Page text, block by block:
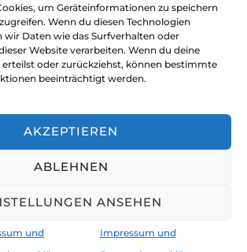
um Geräteinformationen zu speichern
Wenn du diesen Technologien
Daten wie das Surfverhalten oder
Website verarbeiten. Wenn du deine
oder zurückziehst, können bestimmte
beeinträchtigt werden.
AKZEPTIEREN
ABLEHNEN
ANSEHEN
und
Impressum und
beleuchtet einzelne
Sund. Über dem Meer
den Horizont. Es
wenig traurig, die Schönheit …
MEHRÜBER „ABSCHIED VON DER
LESEN